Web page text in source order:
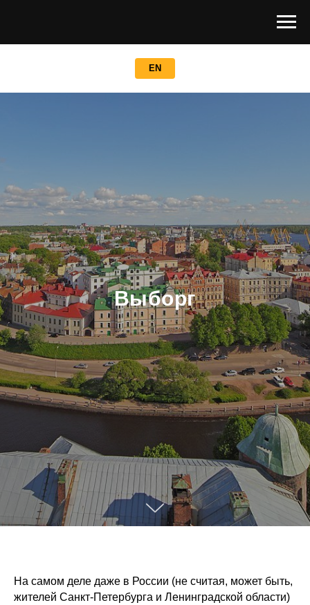
EN
Выборг
На самом деле даже в России (не считая, может быть,
жителей Санкт-Петербурга и Ленинградской области)